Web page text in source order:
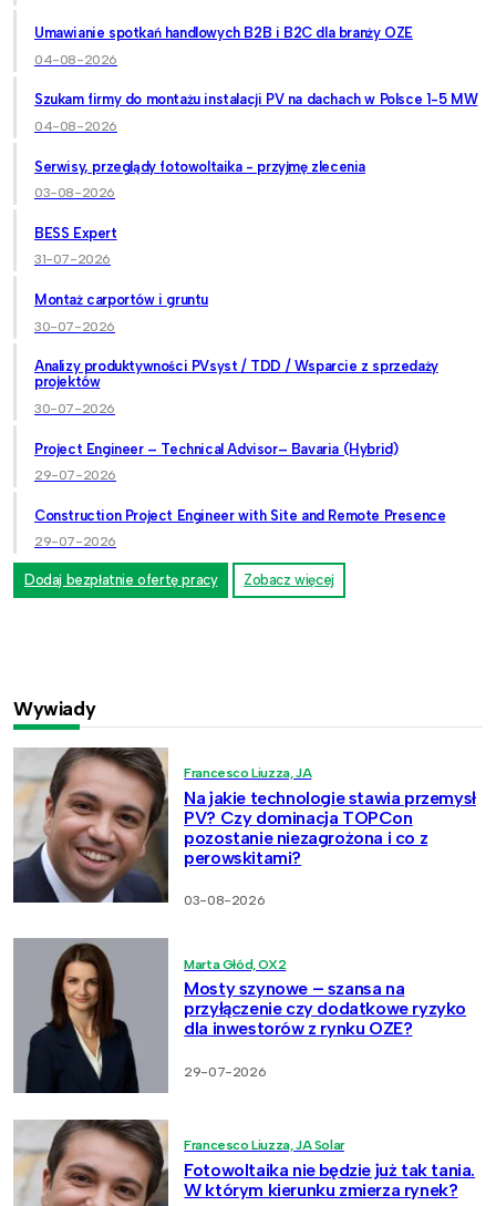
Umawianie spotkań handlowych B2B i B2C dla branży OZE
04-08-2026
Szukam firmy do montażu instalacji PV na dachach w Polsce 1-5 MW
04-08-2026
Serwisy, przeglądy fotowoltaika - przyjmę zlecenia
03-08-2026
BESS Expert
31-07-2026
Montaż carportów i gruntu
30-07-2026
Analizy produktywności PVsyst / TDD / Wsparcie z sprzedaży
projektów
30-07-2026
Project Engineer – Technical Advisor– Bavaria (Hybrid)
29-07-2026
Construction Project Engineer with Site and Remote Presence
29-07-2026
Dodaj bezpłatnie ofertę pracy Zobacz więcej
Wywiady
Francesco Liuzza, JA
Na jakie technologie stawia przemysł
PV? Czy dominacja TOPCon
pozostanie niezagrożona i co z
perowskitami?
03-08-2026
Marta Głód, OX2
Mosty szynowe – szansa na
przyłączenie czy dodatkowe ryzyko
dla inwestorów z rynku OZE?
29-07-2026
Francesco Liuzza, JA Solar
Fotowoltaika nie będzie już tak tania.
W którym kierunku zmierza rynek?